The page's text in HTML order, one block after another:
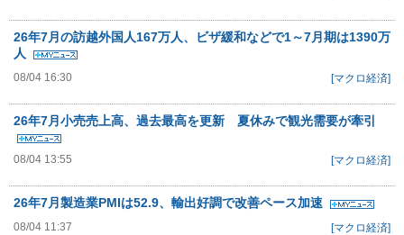
26年7月の訪越外国人167万人、ビザ緩和などで1～7月期は1390万
人
08/04 16:30 [マクロ経済]
26年7月小売売上高、過去最高を更新 夏休みで観光需要が牽引
08/04 13:55 [マクロ経済]
26年7月製造業PMIは52.9、輸出好調で改善ペース加速
08/04 11:37 [マクロ経済]